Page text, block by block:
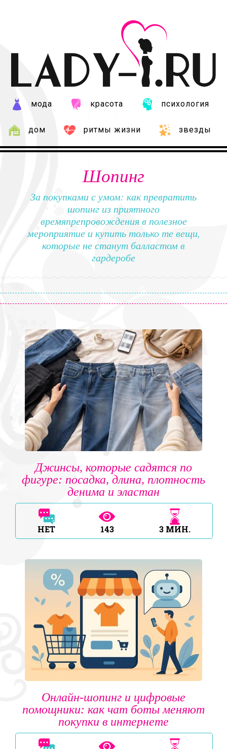
мода красота психология
дом ритмы жизни звезды
Шопинг
За покупками с умом: как превратить
шопинг из приятного
времяпрепровождения в полезное
мероприятие и купить только те вещи,
которые не станут балластом в
гардеробе
Джинсы, которые садятся по
фигуре: посадка, длина, плотность
денима и эластан
НЕТ 143 3 МИН.
Онлайн-шопинг и цифровые
помощники: как чат боты меняют
покупки в интернете